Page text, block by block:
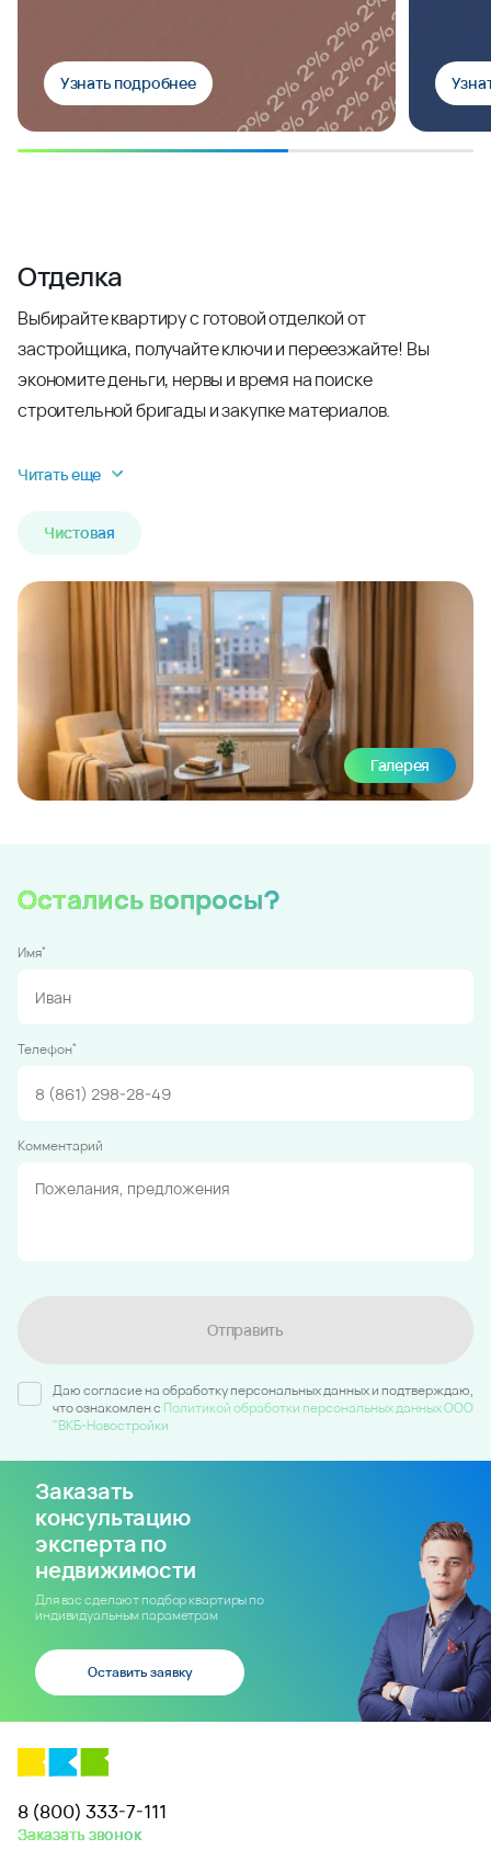
Узнать подробнее
Отделка
Выбирайте квартиру с готовой отделкой от
застройщика, получайте ключи и переезжайте! Вы
экономите деньги, нервы и время на поиске
строительной бригады и закупке материалов.
Читать еще
Чистовая
Галерея
Остались вопросы?
Имя*
Телефон*
Комментарий
Отправить
Даю согласие на обработку персональных данных и подтверждаю,
что ознакомлен c Политикой обработки персональных данных ООО
"ВКБ-Новостройки
Заказать
консультацию
эксперта по
недвижимости
Для вас сделают подбор квартиры по
индивидуальным параметрам
Оставить заявку
8 (800) 333-7-111
Заказать звонок